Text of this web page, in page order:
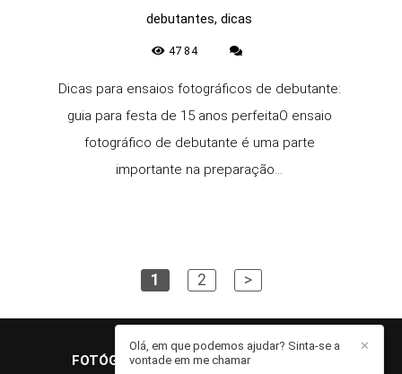
debutantes, dicas
4784
Dicas para ensaios fotográficos de debutante:
guia para festa de 15 anos perfeitaO ensaio
fotográfico de debutante é uma parte
importante na preparação...
1 2 >
FOTÓGRAFO JOHN EDGARD
✕
Olá, em que podemos ajudar? Sinta-se a
vontade em me chamar